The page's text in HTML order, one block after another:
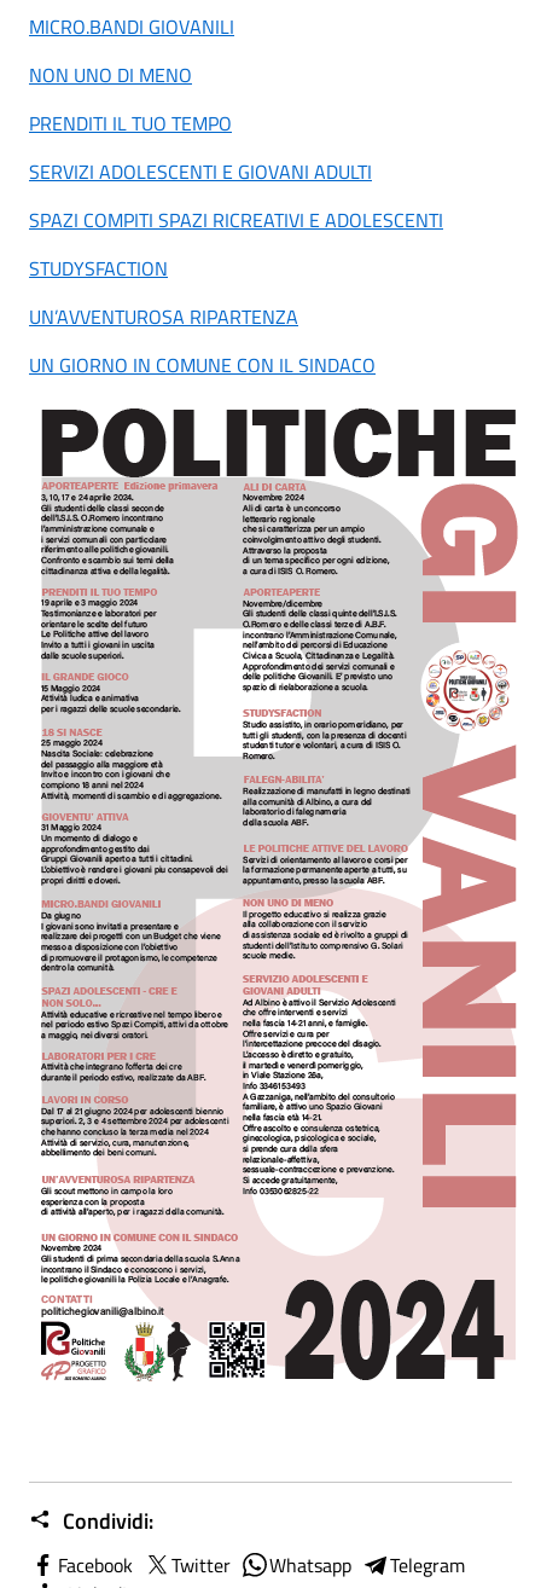
MICRO.BANDI GIOVANILI
NON UNO DI MENO
PRENDITI IL TUO TEMPO
SERVIZI ADOLESCENTI E GIOVANI ADULTI
SPAZI COMPITI SPAZI RICREATIVI E ADOLESCENTI
STUDYSFACTION
UN’AVVENTUROSA RIPARTENZA
UN GIORNO IN COMUNE CON IL SINDACO
Condividi:
Facebook Twitter Whatsapp
Telegram